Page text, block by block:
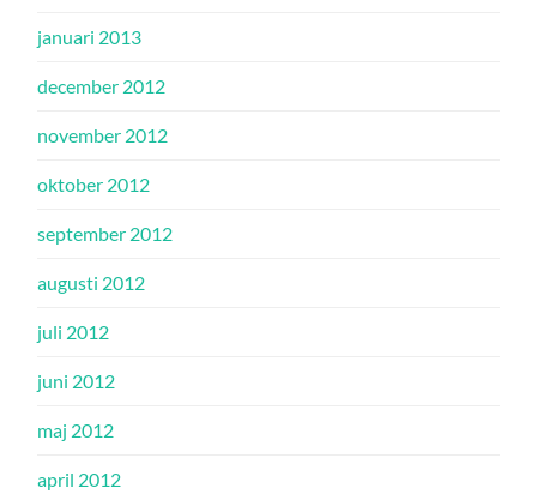
januari 2013
december 2012
november 2012
oktober 2012
september 2012
augusti 2012
juli 2012
juni 2012
maj 2012
april 2012